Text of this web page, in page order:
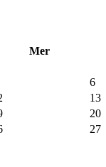
Mer
6
13
20
27